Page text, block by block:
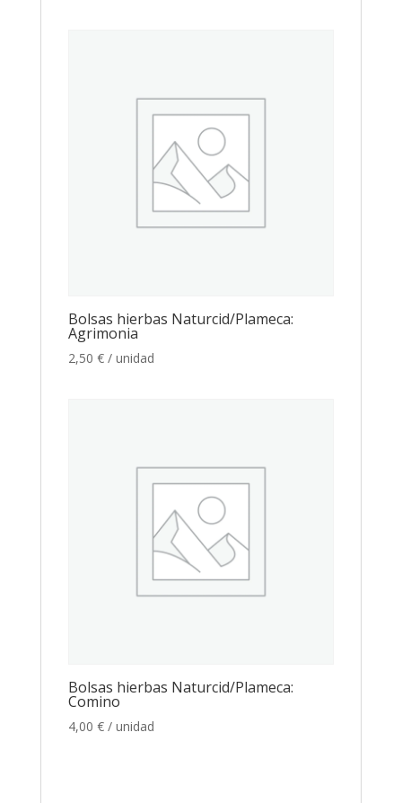
Bolsas hierbas Naturcid/Plameca:
Agrimonia
2,50 € / unidad
Bolsas hierbas Naturcid/Plameca:
Comino
4,00 € / unidad